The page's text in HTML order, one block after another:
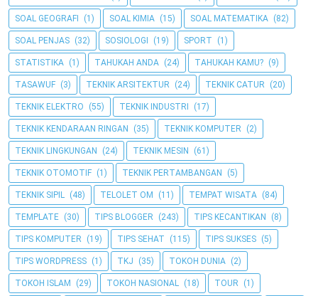
SOAL GEOGRAFI (1) SOAL KIMIA (15) SOAL MATEMATIKA (82)
SOAL PENJAS (32) SOSIOLOGI (19) SPORT (1)
STATISTIKA (1) TAHUKAH ANDA (24) TAHUKAH KAMU? (9)
TASAWUF (3) TEKNIK ARSITEKTUR (24) TEKNIK CATUR (20)
TEKNIK ELEKTRO (55) TEKNIK INDUSTRI (17)
TEKNIK KENDARAAN RINGAN (35) TEKNIK KOMPUTER (2)
TEKNIK LINGKUNGAN (24) TEKNIK MESIN (61)
TEKNIK OTOMOTIF (1) TEKNIK PERTAMBANGAN (5)
TEKNIK SIPIL (48) TELOLET OM (11) TEMPAT WISATA (84)
TEMPLATE (30) TIPS BLOGGER (243) TIPS KECANTIKAN (8)
TIPS KOMPUTER (19) TIPS SEHAT (115) TIPS SUKSES (5)
TIPS WORDPRESS (1) TKJ (35) TOKOH DUNIA (2)
TOKOH ISLAM (29) TOKOH NASIONAL (18) TOUR (1)